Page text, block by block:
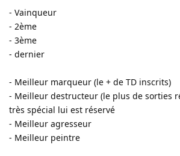
- Vainqueur
- 2ème
- 3ème
- dernier
- Meilleur marqueur (le + de TD inscrits)
- Meilleur destructeur (le plus de sorties
très spécial lui est réservé
- Meilleur agresseur
- Meilleur peintre